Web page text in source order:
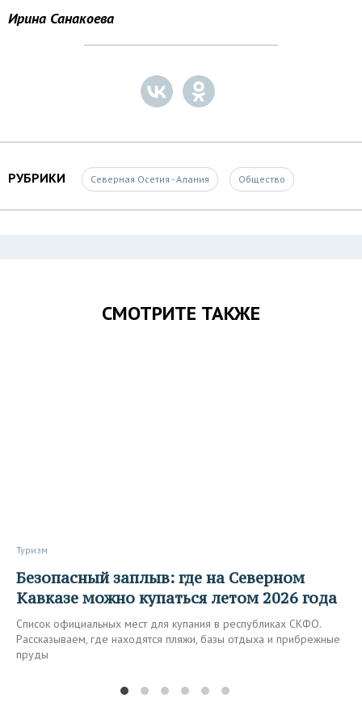
Ирина Санакоева
РУБРИКИ Северная Осетия - Алания Общество
СМОТРИТЕ ТАКЖЕ
Туризм
Безопасный заплыв: где на Северном
Кавказе можно купаться летом 2026 года
Список официальных мест для купания в республиках СКФО.
Рассказываем, где находятся пляжи, базы отдыха и прибрежные
пруды